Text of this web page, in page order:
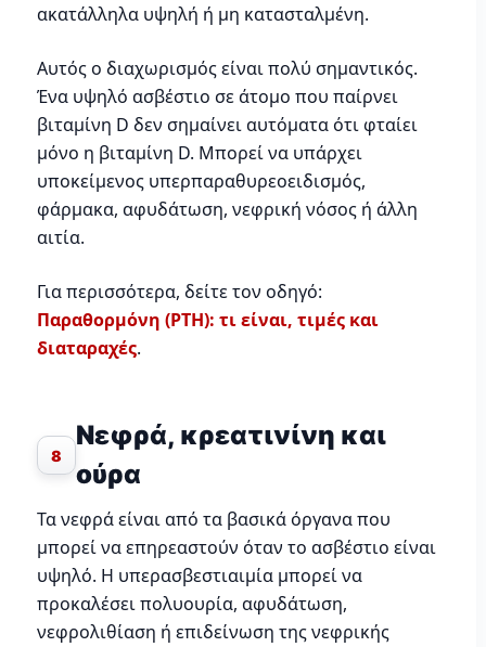
ακατάλληλα υψηλή ή μη κατασταλμένη.
Αυτός ο διαχωρισμός είναι πολύ σημαντικός.
Ένα υψηλό ασβέστιο σε άτομο που παίρνει
βιταμίνη D δεν σημαίνει αυτόματα ότι φταίει
μόνο η βιταμίνη D. Μπορεί να υπάρχει
υποκείμενος υπερπαραθυρεοειδισμός,
φάρμακα, αφυδάτωση, νεφρική νόσος ή άλλη
αιτία.
Για περισσότερα, δείτε τον οδηγό:
Παραθορμόνη (PTH): τι είναι, τιμές και
διαταραχές.
8
Νεφρά, κρεατινίνη και
ούρα
Τα νεφρά είναι από τα βασικά όργανα που
μπορεί να επηρεαστούν όταν το ασβέστιο είναι
υψηλό. Η υπερασβεστιαιμία μπορεί να
προκαλέσει πολυουρία, αφυδάτωση,
νεφρολιθίαση ή επιδείνωση της νεφρικής